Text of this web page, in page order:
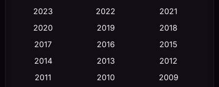
Classic หนังคลาสสิก (23)
Comedy ตลก (458)
2023
2022
2021
2020
2019
2018
2017
2016
2015
2014
2013
2012
2011
2010
2009